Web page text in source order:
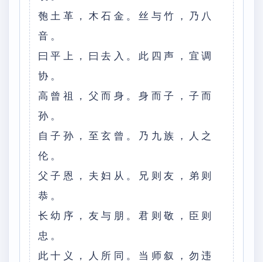
匏土革，木石金。丝与竹，乃八
音。
曰平上，曰去入。此四声，宜调
协。
高曾祖，父而身。身而子，子而
孙。
自子孙，至玄曾。乃九族，人之
伦。
父子恩，夫妇从。兄则友，弟则
恭。
长幼序，友与朋。君则敬，臣则
忠。
此十义，人所同。当师叙，勿违